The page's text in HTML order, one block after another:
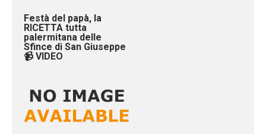
Festà del papà, la
RICETTA tutta
palermitana delle
Sfince di San Giuseppe
📹 VIDEO